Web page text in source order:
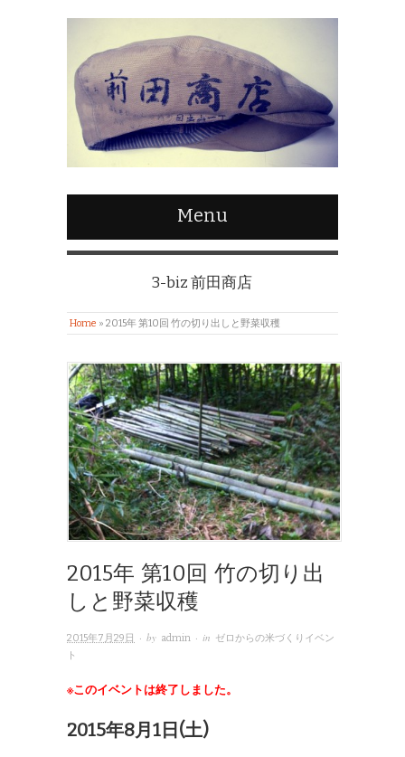
Menu
3-biz 前田商店
Home » 2015年 第10回 竹の切り出しと野菜収穫
2015年 第10回 竹の切り出
しと野菜収穫
2015年7月29日 · by admin · in ゼロからの米づくりイベン
ト
※このイベントは終了しました。
2015年8月1日(土)